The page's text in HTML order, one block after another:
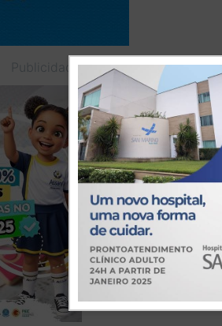
Publicidade